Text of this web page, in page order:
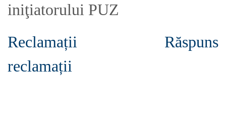
iniţiatorului PUZ
Reclamații
Răspuns
reclamații